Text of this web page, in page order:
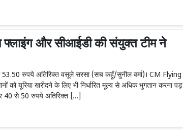
और सीआईडी की संयुक्त टीम ने
53.50 रुपये अतिरिक्त वसूले सरसा (सच कहूँ/सुनील वर्मा)। CM Flying
को यूरिया खरीदने के लिए भी निर्धारित मूल्य से अधिक भुगतान करना पड़
40 से 50 रुपये अतिरिक्त […]